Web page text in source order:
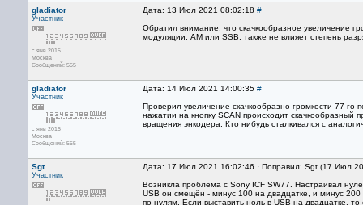
gladiator
Участник
с янв 2015
Москва
Сообщений: 555
Дата: 13 Июл 2021 08:02:18 #
Обратил внимание, что скачкообразное увеличение
модуляции: АМ или SSB, также не влияет степень
gladiator
Участник
с янв 2015
Москва
Сообщений: 555
Дата: 14 Июл 2021 14:00:35 #
Проверил увеличение скачкообразно громкости 77-
нажатии на кнопку SCAN происходит скачкообразный
вращения энкодера. Кто нибудь сталкивался с
Sgt
Участник
Дата: 17 Июл 2021 16:02:46 · Поправил: Sgt (17 Июл
Возникла проблема с Sony ICF SW77. Настраивал
USB он смещён - минус 100 на двадцатке, и минус
по нулям. Если выставить ноль в USB на двадцатке,